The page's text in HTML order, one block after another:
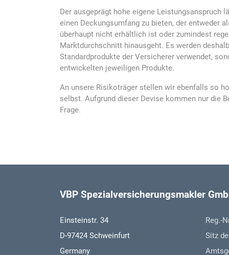
Der ausgeprägt hohe eigene Leistungsanspruch
einen Deckungsumfang zu bieten, der entweder
überhaupt nicht erhältlich ist oder zumindest
Marktdurchschnitt hinausgeht. Es werden
Standardprodukte der Versicherer verwendet,
entwickelten jeweiligen Produkte.
An unsere Risikoträger stellen wir ebenfalls so
selbst. Aufgrund dieser Devise kommen nur die
Frage.
VBP Spezialversicherungsmakler
Einsteinstr. 34
D-97424 Schweinfurt
Germany
Reg.-
Sitz